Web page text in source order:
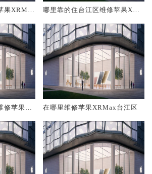
果XRMa
哪里靠的住台江区维修苹果XRM
苹果X
在哪里维修苹果XRMax台江区